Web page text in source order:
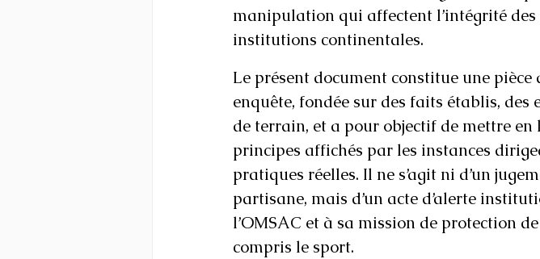
manipulation qui affectent l’intégrité
institutions continentales.
Le présent document constitue une
enquête, fondée sur des faits établis, des
de terrain, et a pour objectif de mettre
principes affichés par les instances
pratiques réelles. Il ne s’agit ni d’un
partisane, mais d’un acte d’alerte
l’OMSAC et à sa mission de protection
compris le sport.